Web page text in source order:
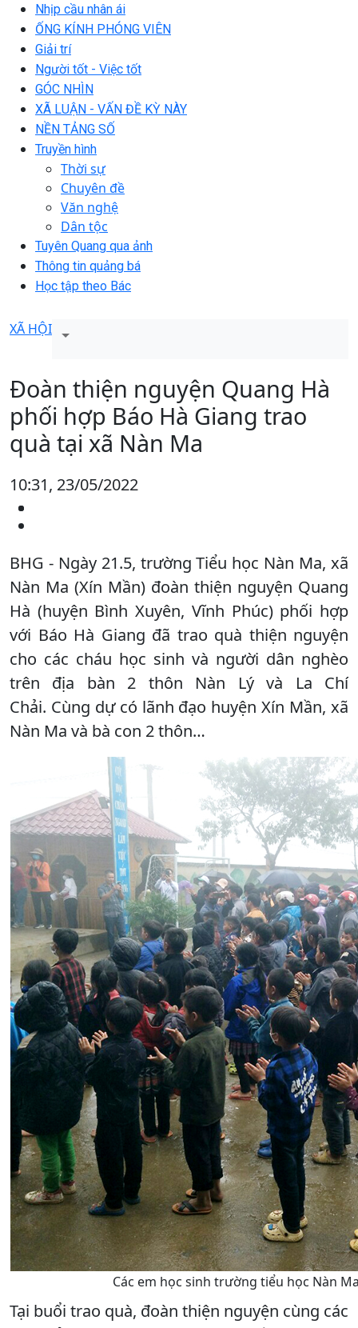
Nhịp cầu nhân ái
ỐNG KÍNH PHÓNG VIÊN
Giải trí
Người tốt - Việc tốt
GÓC NHÌN
XÃ LUẬN - VẤN ĐỀ KỲ NÀY
NỀN TẢNG SỐ
Truyền hình
Thời sự
Chuyên đề
Văn nghệ
Dân tộc
Tuyên Quang qua ảnh
Thông tin quảng bá
Học tập theo Bác
XÃ HỘI
Đoàn thiện nguyện Quang Hà
phối hợp Báo Hà Giang trao
quà tại xã Nàn Ma
10:31, 23/05/2022
BHG - Ngày 21.5, trường Tiểu học Nàn Ma, xã
Nàn Ma (Xín Mần) đoàn thiện nguyện Quang
Hà (huyện Bình Xuyên, Vĩnh Phúc) phối hợp
với Báo Hà Giang đã trao quà thiện nguyện
cho các cháu học sinh và người dân nghèo
trên địa bàn 2 thôn Nàn Lý và La Chí
Chải. Cùng dự có lãnh đạo huyện Xín Mần, xã
Nàn Ma và bà con 2 thôn…
Các em học sinh trường tiểu học Nàn
Tại buổi trao quà, đoàn thiện nguyện cùng các